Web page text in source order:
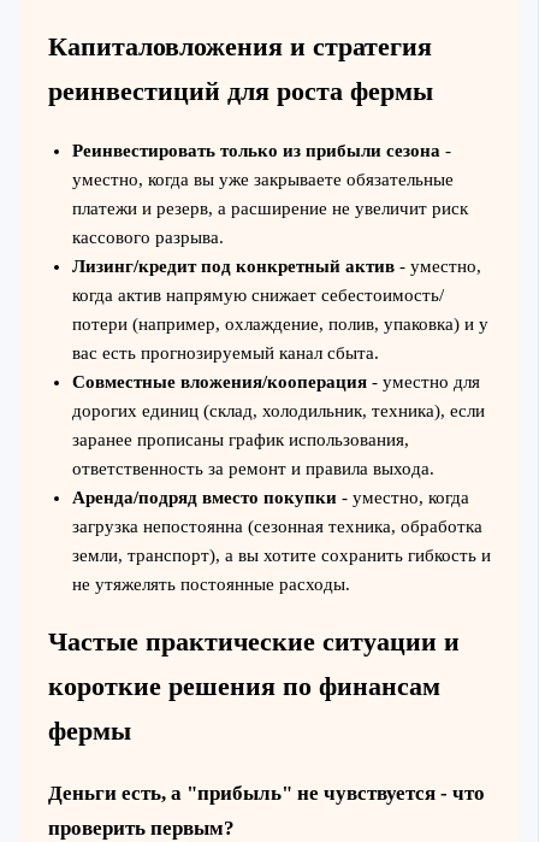
Капиталовложения и стратегия
реинвестиций для роста фермы
Реинвестировать только из прибыли сезона -
уместно, когда вы уже закрываете обязательные
платежи и резерв, а расширение не увеличит риск
кассового разрыва.
Лизинг/кредит под конкретный актив- уместно,
когда актив напрямую снижает себестоимость/
потери (например, охлаждение, полив, упаковка) и у
вас есть прогнозируемый канал сбыта.
Совместные вложения/кооперация- уместно для
дорогих единиц (склад, холодильник, техника), если
заранее прописаны график использования,
ответственность за ремонт и правила выхода.
Аренда/подряд вместо покупки- уместно, когда
загрузка непостоянна (сезонная техника, обработка
земли, транспорт), а вы хотите сохранить гибкость и
не утяжелять постоянные расходы.
Частые практические ситуации и
короткие решения по финансам
фермы
Деньги есть, а "прибыль" не чувствуется - что
проверить первым?